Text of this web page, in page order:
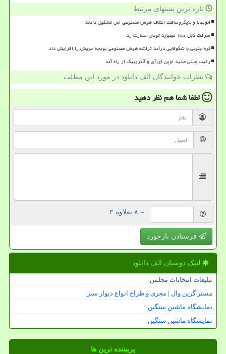
تازه ترین پستهای مرتبط
انویدیا و مایکروسافت ائتلاف هوش مصنوعی امن تشکیل دادند
سرقت کابل ۱۵۰ میلیارد تومان خسارت زد
کره جنوبی با شکوفایی درآمد تراشه هوش مصنوعی بودجه خویش را افزایش داد
رقیب چینی جدید اوپن ای آی و آنتروپیک از راه آمد
نظرات خوانندگان الف دانلود در مورد این مطلب
لطفا شما همنظر دهید
= ۸ بعلاوه ۳
فرستادن بازخورد
لینک دوستان الف دانلود
تبلیغات انتخابات مجلس
مستر گرین وال | مجری و طراح انواع دیوار سبز
نمایشگاه ماشین سنگین
نمایشگاه ماشین سنگین
پربیننده ترین ها